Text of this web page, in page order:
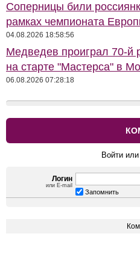
Соперницы били
рамках чемпионата
04.08.2026 18:58:56
Медведев проиграл 70-й
на старте "Мастерса" в
06.08.2026 07:28:18
Войти или
Логин
или E-mail
Запомнить